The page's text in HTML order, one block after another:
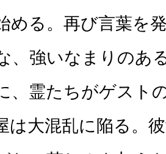
める。再び言葉を
、強いなまりのあ
、霊たちがゲスト
は大混乱に陥る。